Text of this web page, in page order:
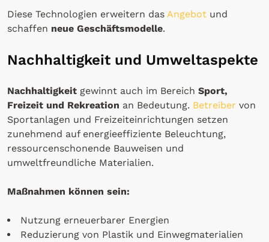
Diese Technologien erweitern das Angebot und
schaffen neue Geschäftsmodelle.
Nachhaltigkeit und Umweltaspekte
Nachhaltigkeit gewinnt auch im Bereich Sport,
Freizeit und Rekreation an Bedeutung. Betreiber von
Sportanlagen und Freizeiteinrichtungen setzen
zunehmend auf energieeffiziente Beleuchtung,
ressourcenschonende Bauweisen und
umweltfreundliche Materialien.
Maßnahmen können sein:
Nutzung erneuerbarer Energien
Reduzierung von Plastik und Einwegmaterialien